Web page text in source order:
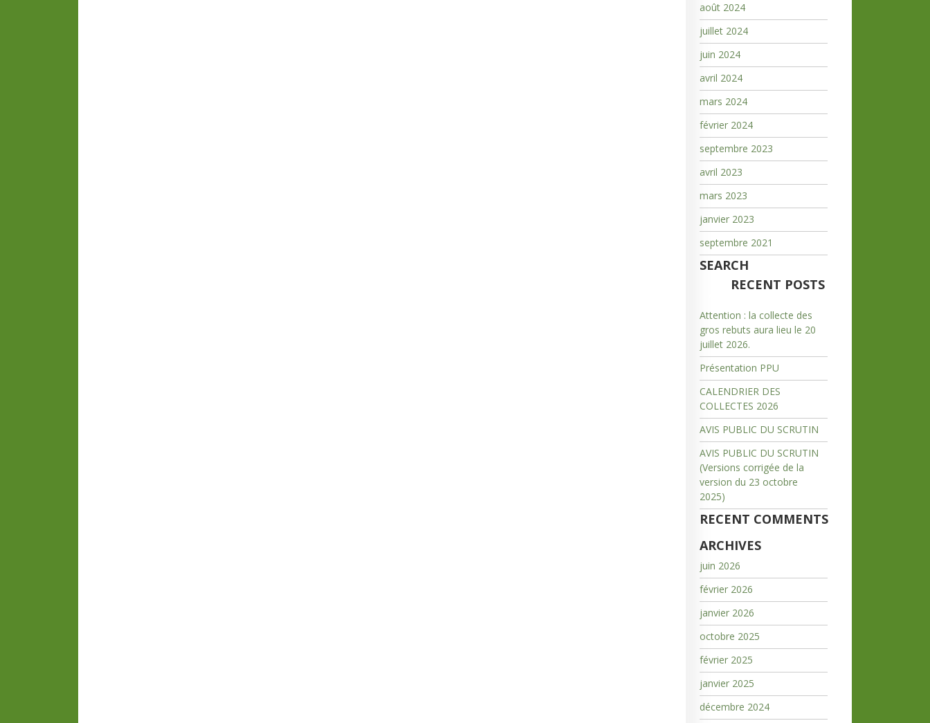
août 2024
juillet 2024
juin 2024
avril 2024
mars 2024
février 2024
septembre 2023
avril 2023
mars 2023
janvier 2023
septembre 2021
SEARCH
RECENT POSTS
Attention : la collecte des
gros rebuts aura lieu le 20
juillet 2026.
Présentation PPU
CALENDRIER DES
COLLECTES 2026
AVIS PUBLIC DU SCRUTIN
AVIS PUBLIC DU SCRUTIN
(Versions corrigée de la
version du 23 octobre
2025)
RECENT COMMENTS
ARCHIVES
juin 2026
février 2026
janvier 2026
octobre 2025
février 2025
janvier 2025
décembre 2024